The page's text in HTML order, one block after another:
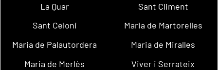
La Quar
Sant Climent
Sant Celoni
Maria de Martorelles
Maria de Palautordera
Maria de Miralles
Maria de Merlès
Viver i Serrateix